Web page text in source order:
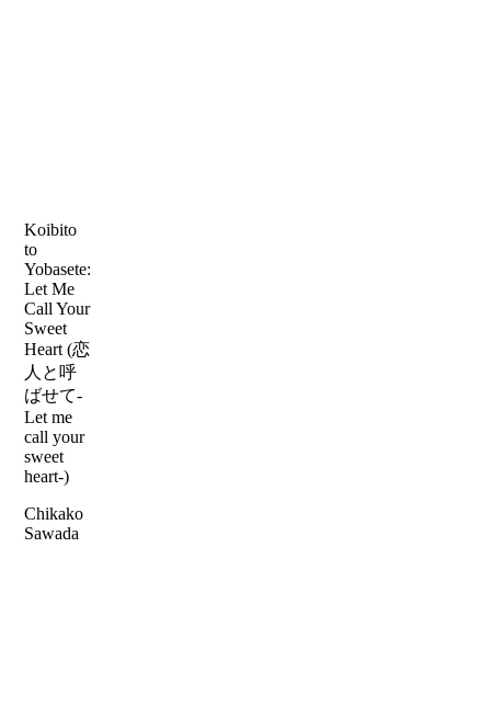
Koibito
to
Yobasete:
Let Me
Call Your
Sweet
Heart (恋
人と呼
ばせて-
Let me
call your
sweet
heart-)
Chikako
Sawada